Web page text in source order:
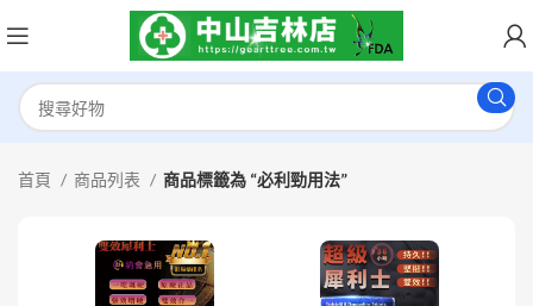
首頁 商品列表 商品標籤為 “必利勁用法”